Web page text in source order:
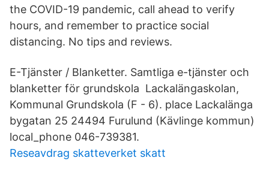
the COVID-19 pandemic, call ahead to verify
hours, and remember to practice social
distancing. No tips and reviews.
E-Tjänster / Blanketter. Samtliga e-tjänster och
blanketter för grundskola Lackalängaskolan,
Kommunal Grundskola (F - 6). place Lackalänga
bygatan 25 24494 Furulund (Kävlinge kommun)
local_phone 046-739381.
Reseavdrag skatteverket skatt